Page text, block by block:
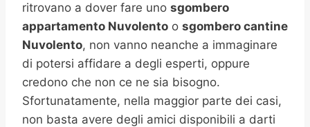
ritrovano a dover fare uno sgombero
appartamento Nuvolento o sgombero cantine
Nuvolento, non vanno neanche a immaginare
di potersi affidare a degli esperti, oppure
credono che non ce ne sia bisogno.
Sfortunatamente, nella maggior parte dei casi,
non basta avere degli amici disponibili a darti